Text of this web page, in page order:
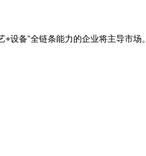
设备”全链条能力的企业将主导市场。